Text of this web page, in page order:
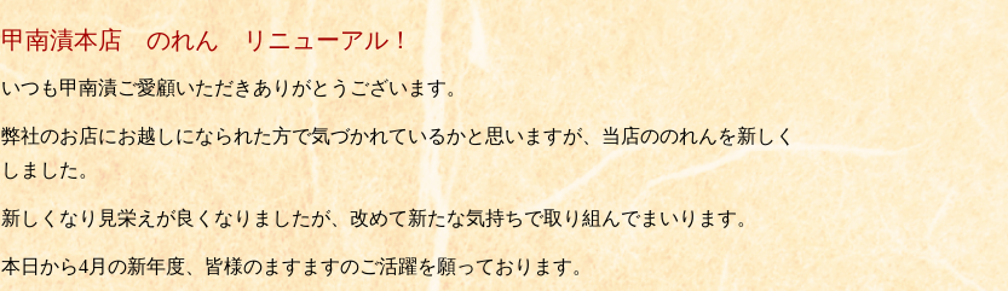
甲南漬本店 のれん リニューアル！
いつも甲南漬ご愛顧いただきありがとうございます。
弊社のお店にお越しになられた方で気づかれているかと思いますが、当店ののれんを新しく
しました。
新しくなり見栄えが良くなりましたが、改めて新たな気持ちで取り組んでまいります。
本日から4月の新年度、皆様のますますのご活躍を願っております。